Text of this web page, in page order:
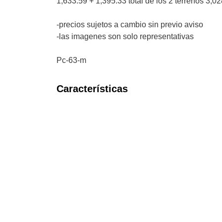
-precios sujetos a cambio sin previo aviso
-las imagenes son solo representativas
Pc-63-m
Características